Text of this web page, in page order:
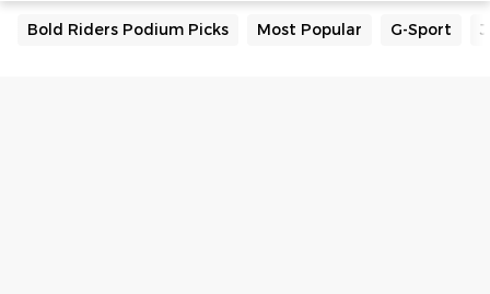
Bold Riders Podium Picks Most Popular G-Sport